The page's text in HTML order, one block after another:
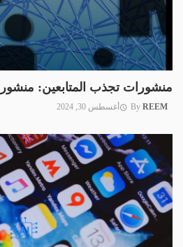
منشورات تجذب المتابعين: منشورات
By REEM أغسطس 30, 2024